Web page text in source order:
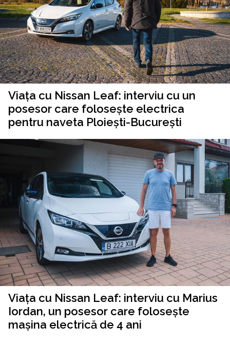
Viața cu Nissan Leaf: interviu cu un
posesor care folosește electrica
pentru naveta Ploiești-București
Viața cu Nissan Leaf: interviu cu Marius
Iordan, un posesor care folosește
mașina electrică de 4 ani